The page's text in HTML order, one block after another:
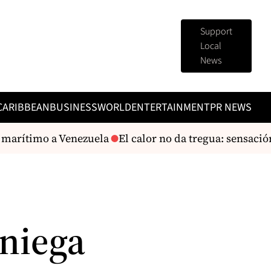
Support
Local
News
BUSINESSWORLDENTERTAINMENTPR NEWS
a Venezuela El calor no da tregua: sensación